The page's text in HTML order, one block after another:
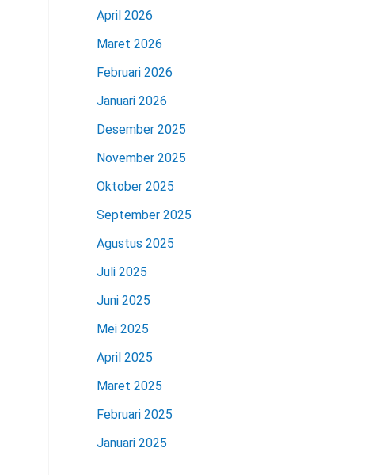
April 2026
Maret 2026
Februari 2026
Januari 2026
Desember 2025
November 2025
Oktober 2025
September 2025
Agustus 2025
Juli 2025
Juni 2025
Mei 2025
April 2025
Maret 2025
Februari 2025
Januari 2025